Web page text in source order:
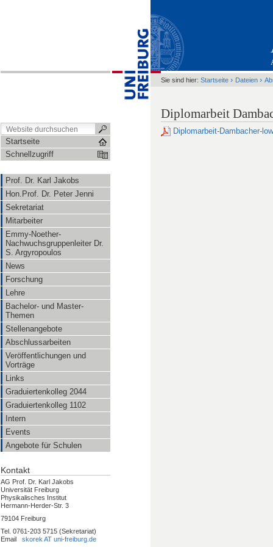
Startseite
Schnellzugriff
Prof. Dr. Karl Jakobs
Hon.Prof. Dr. Peter Jenni
Sekretariat
Mitarbeiter
Emmy-Noether-
Nachwuchsgruppenleiter Dr.
S. Argyropoulos
News
Forschung
Lehre
Bachelor- und Master-
Themen
Stellenangebote
Abschlussarbeiten
Veröffentlichungen und
Vorträge
Links
Graduiertenkolleg 2044
Graduiertenkolleg 1102
Intern
Events
Angebote für Schulen
Kontakt
AG Prof. Dr. Karl Jakobs
Universität Freiburg
Physikalisches Institut
Hermann-Herder-Str. 3
79104 Freiburg
Tel. 0761-203 5715 (Sekretariat)
Email
skorek AT uni-freiburg.de
Sie sind hier: Startseite › Dateien ›
Diplomarbeit
Diplomarbeit-Dambacher-